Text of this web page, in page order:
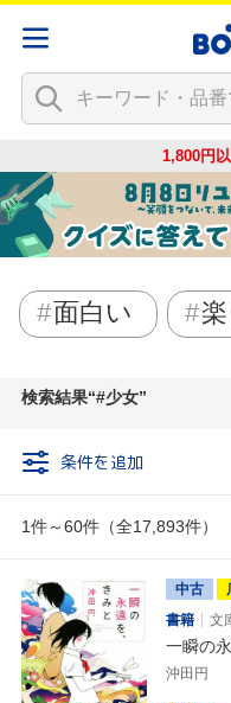
1,800円
面白い
検索結果 #少女
条件を追加
1件～60件（全17,893件）
中古
書籍
文
一瞬の
沖田円